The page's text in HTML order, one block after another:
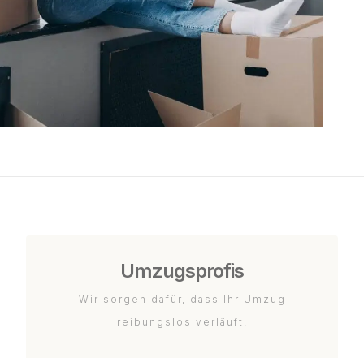
Umzugsprofis
Wir sorgen dafür, dass Ihr Umzug
reibungslos verläuft.